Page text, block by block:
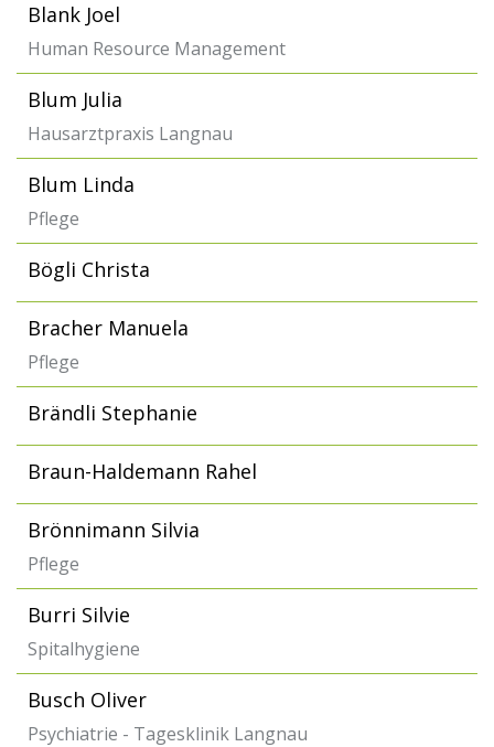
Blank Joel
Human Resource Management
Blum Julia
Hausarztpraxis Langnau
Blum Linda
Pflege
Bögli Christa
Bracher Manuela
Pflege
Brändli Stephanie
Braun-Haldemann Rahel
Brönnimann Silvia
Pflege
Burri Silvie
Spitalhygiene
Busch Oliver
Psychiatrie - Tagesklinik Langnau